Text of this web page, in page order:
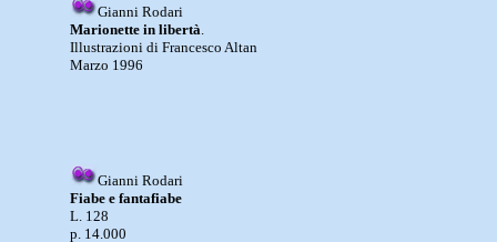
Gianni Rodari
Marionette in libertà.
Illustrazioni di Francesco Altan
Marzo 1996
Gianni Rodari
Fiabe e fantafiabe
L. 128
p. 14.000